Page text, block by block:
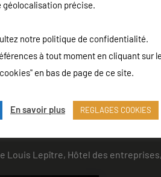
Louis Lepître, Hôtel des
géolocalisation précise.
notre politique de confidentialité.
à tout moment en cliquant sur le
en bas de page de ce site.
En savoir plus REGLAGES COOKIES